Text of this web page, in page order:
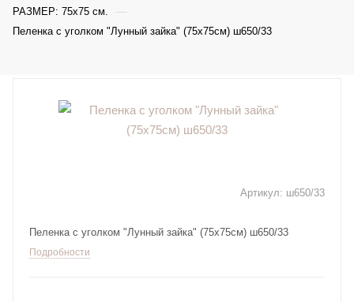
РАЗМЕР: 75х75 см. —
Пеленка с уголком "Лунный зайка" (75х75см) ш650/33
Артикул: ш650/33
Пеленка с уголком "Лунный зайка" (75х75см) ш650/33
Подробности